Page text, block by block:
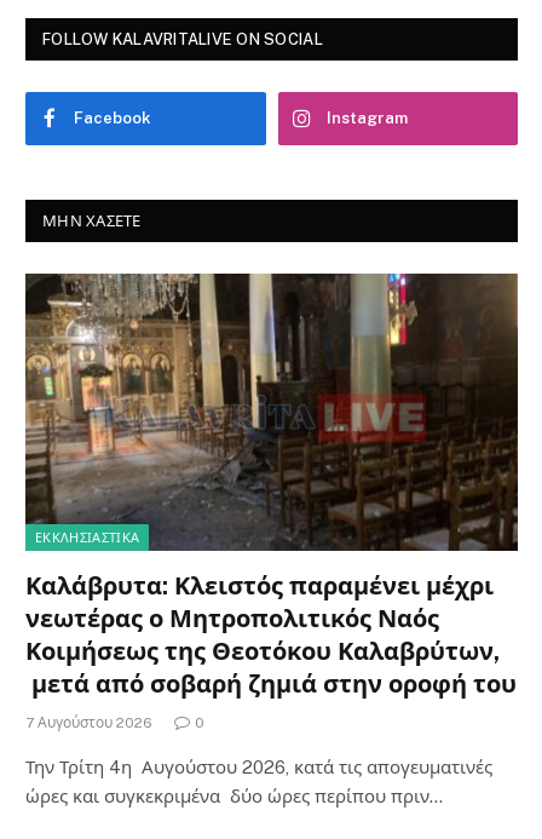
FOLLOW KALAVRITALIVE ON SOCIAL
Facebook Instagram
ΜΗΝ ΧΆΣΕΤΕ
ΕΚΚΛΗΣΙΑΣΤΙΚΑ
Καλάβρυτα: Κλειστός παραμένει μέχρι
νεωτέρας ο Μητροπολιτικός Ναός
Κοιμήσεως της Θεοτόκου Καλαβρύτων,
μετά από σοβαρή ζημιά στην οροφή του
7 Αυγούστου 2026 0
Την Τρίτη 4η Αυγούστου 2026, κατά τις απογευματινές
ώρες και συγκεκριμένα δύο ώρες περίπου πριν…